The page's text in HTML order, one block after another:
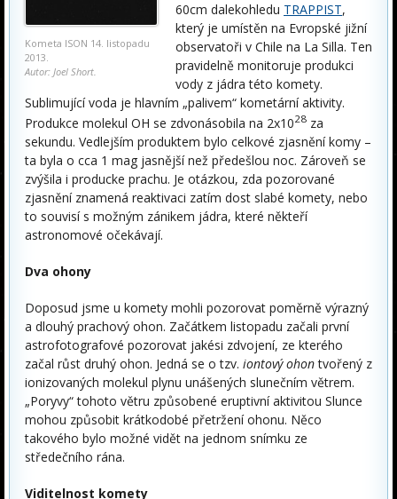
Kometa ISON 14. listopadu
2013.
Autor: Joel Short.
60cm dalekohledu TRAPPIST,
který je umístěn na Evropské jižní
observatoři v Chile na La Silla. Ten
pravidelně monitoruje produkci
vody z jádra této komety.
Sublimující voda je hlavním „palivem“ kometární aktivity.
Produkce molekul OH se zdvonásobila na 2x1028 za
sekundu. Vedlejším produktem bylo celkové zjasnění komy –
ta byla o cca 1 mag jasnější než předešlou noc. Zároveň se
zvýšila i producke prachu. Je otázkou, zda pozorované
zjasnění znamená reaktivaci zatím dost slabé komety, nebo
to souvisí s možným zánikem jádra, které někteří
astronomové očekávají.
Dva ohony
Doposud jsme u komety mohli pozorovat poměrně výrazný
a dlouhý prachový ohon. Začátkem listopadu začali první
astrofotografové pozorovat jakési zdvojení, ze kterého
začal růst druhý ohon. Jedná se o tzv. iontový ohontvořený z
ionizovaných molekul plynu unášených slunečním větrem.
„Poryvy“ tohoto větru způsobené eruptivní aktivitou Slunce
mohou způsobit krátkodobé přetržení ohonu. Něco
takového bylo možné vidět na jednom snímku ze
středečního rána.
Viditelnost komety